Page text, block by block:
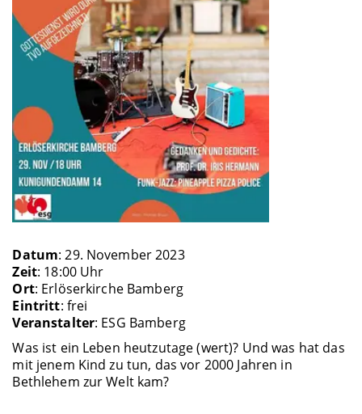
Datum: 29. November 2023
Zeit: 18:00 Uhr
Ort: Erlöserkirche Bamberg
Eintritt: frei
Veranstalter: ESG Bamberg
Was ist ein Leben heutzutage (wert)? Und was hat das
mit jenem Kind zu tun, das vor 2000 Jahren in
Bethlehem zur Welt kam?